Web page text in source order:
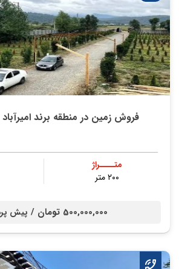
فروش زمین در منطقه برند
متــــراژ
۲۰۰ متر
500,000,000 تومان / پیش